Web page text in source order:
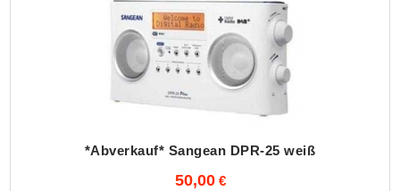
*Abverkauf* Sangean DPR-25 weiß
50,00